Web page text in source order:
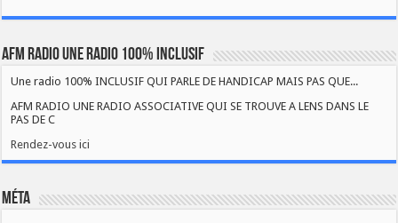
AFM RADIO UNE RADIO 100% INCLUSIF
Une radio 100% INCLUSIF QUI PARLE DE HANDICAP MAIS PAS QUE...
AFM RADIO UNE RADIO ASSOCIATIVE QUI SE TROUVE A LENS DANS LE
PAS DE C
Rendez-vous ici
Méta